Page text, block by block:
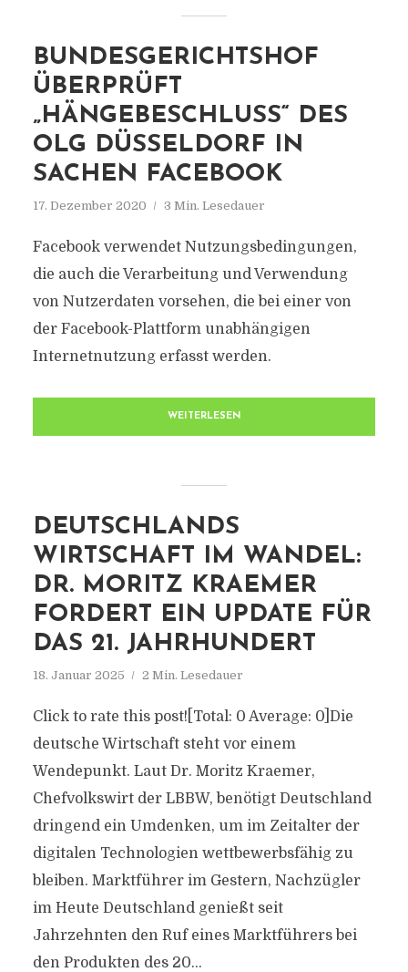
BUNDESGERICHTSHOF
ÜBERPRÜFT
„HÄNGEBESCHLUSS“ DES
OLG DÜSSELDORF IN
SACHEN FACEBOOK
17. Dezember 2020 3 Min. Lesedauer
Facebook verwendet Nutzungsbedingungen,
die auch die Verarbeitung und Verwendung
von Nutzerdaten vorsehen, die bei einer von
der Facebook-Plattform unabhängigen
Internetnutzung erfasst werden.
WEITERLESEN
DEUTSCHLANDS
WIRTSCHAFT IM WANDEL:
DR. MORITZ KRAEMER
FORDERT EIN UPDATE FÜR
DAS 21. JAHRHUNDERT
18. Januar 2025 2 Min. Lesedauer
Click to rate this post![Total: 0 Average: 0]Die
deutsche Wirtschaft steht vor einem
Wendepunkt. Laut Dr. Moritz Kraemer,
Chefvolkswirt der LBBW, benötigt Deutschland
dringend ein Umdenken, um im Zeitalter der
digitalen Technologien wettbewerbsfähig zu
bleiben. Marktführer im Gestern, Nachzügler
im Heute Deutschland genießt seit
Jahrzehnten den Ruf eines Marktführers bei
den Produkten des 20...